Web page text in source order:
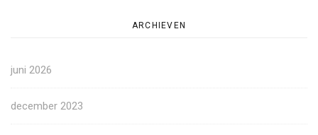
ARCHIEVEN
juni 2026
december 2023